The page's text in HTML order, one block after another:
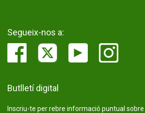
Segueix-nos a:
Butlletí digital
Inscriu-te per rebre informació puntual